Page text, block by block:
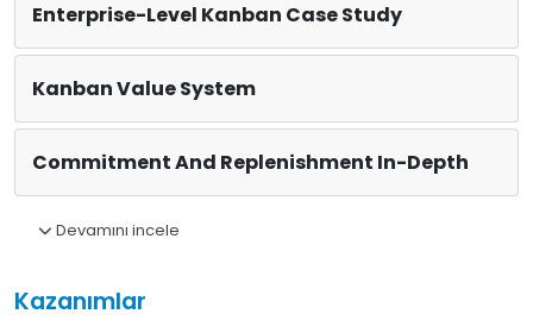
Enterprise-Level Kanban Case Study
Kanban Value System
Commitment And Replenishment In-Depth
Devamını incele
Kazanımlar